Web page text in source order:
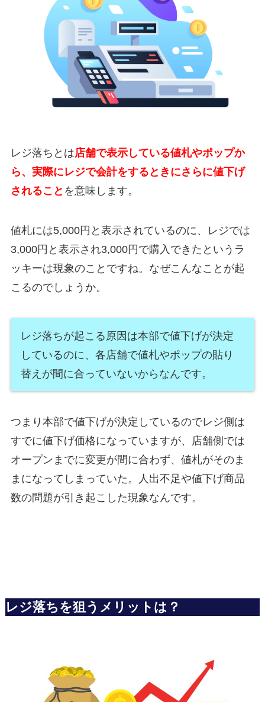
レジ落ちとは店舗で表示している値札やポップか
ら、実際にレジで会計をするときにさらに値下げ
されること を意味します。
値札には5,000円と表示されているのに、レジでは
3,000円と表示され3,000円で購入できたというラ
ッキーは現象のことですね。なぜこんなことが起
こるのでしょうか。
レジ落ちが起こる原因は本部で値下げが決定
しているのに、各店舗で値札やポップの貼り
替えが間に合っていないからなんです。
つまり本部で値下げが決定しているのでレジ側は
すでに値下げ価格になっていますが、店舗側では
オープンまでに変更が間に合わず、値札がそのま
まになってしまっていた。人出不足や値下げ商品
数の問題が引き起こした現象なんです。
レジ落ちを狙うメリットは？